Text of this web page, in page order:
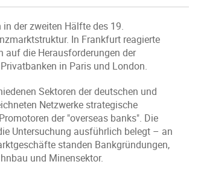
der zweiten Hälfte des 19.
In Frankfurt reagierte
auf die Herausforderungen der
in Paris und London.
Sektoren der deutschen und
Netzwerke strategische
der "overseas banks". Die
Untersuchung ausführlich belegt – an
standen Bankgründungen,
und Minensektor.